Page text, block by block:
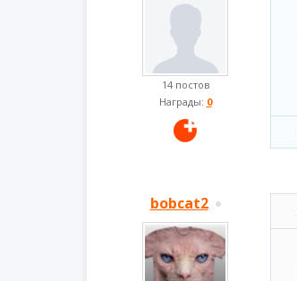
14 постов
Награды: 0
bobcat2